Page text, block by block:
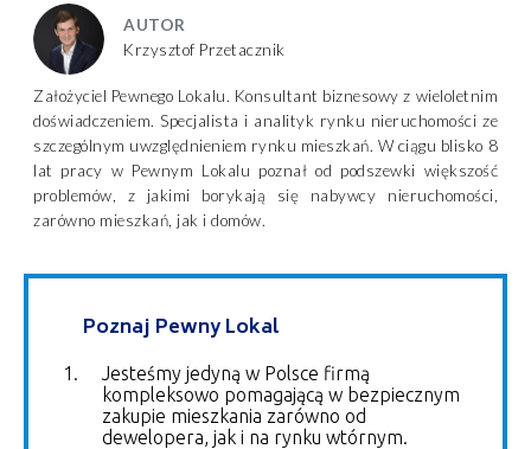
AUTOR
Krzysztof Przetacznik
Założyciel Pewnego Lokalu. Konsultant biznesowy z wieloletnim
doświadczeniem. Specjalista i analityk rynku nieruchomości ze
szczególnym uwzględnieniem rynku mieszkań. W ciągu blisko 8
lat pracy w Pewnym Lokalu poznał od podszewki większość
problemów, z jakimi borykają się nabywcy nieruchomości,
zarówno mieszkań, jak i domów.
Poznaj Pewny Lokal
Jesteśmy jedyną w Polsce firmą
kompleksowo pomagającą w bezpiecznym
zakupie mieszkania zarówno od
dewelopera, jak i na rynku wtórnym.